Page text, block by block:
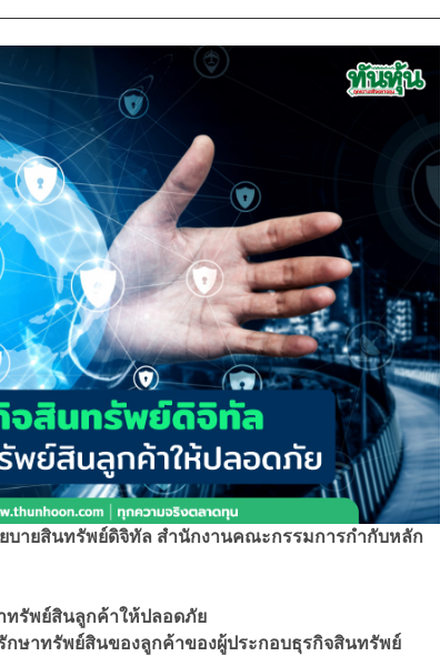
บายสินทรัพย์ดิจิทัล สำนักงานคณะกรรมการกำกับหลัก
ทรัพย์สินลูกค้าให้ปลอดภัย
ษาทรัพย์สินของลูกค้าของผู้ประกอบธุรกิจสินทรัพย์